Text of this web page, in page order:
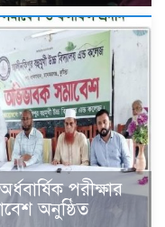
পরীক্ষার
অনুষ্ঠিত